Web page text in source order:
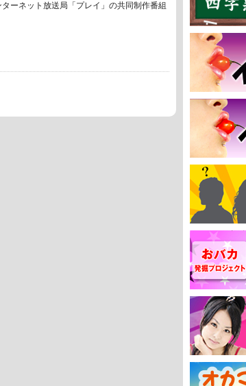
ーネット放送局「プレイ」の共同制作番組